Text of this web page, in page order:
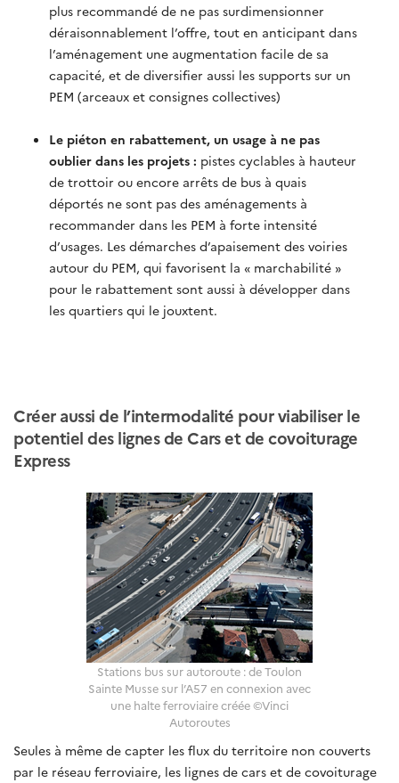
plus recommandé de ne pas surdimensionner
déraisonnablement l’offre, tout en anticipant dans
l’aménagement une augmentation facile de sa
capacité, et de diversifier aussi les supports sur un
PEM (arceaux et consignes collectives)
Le piéton en rabattement, un usage à ne pas
oublier dans les projets : pistes cyclables à hauteur
de trottoir ou encore arrêts de bus à quais
déportés ne sont pas des aménagements à
recommander dans les PEM à forte intensité
d’usages. Les démarches d’apaisement des voiries
autour du PEM, qui favorisent la « marchabilité »
pour le rabattement sont aussi à développer dans
les quartiers qui le jouxtent.
Créer aussi de l’intermodalité pour viabiliser le
potentiel des lignes de Cars et de covoiturage
Express
Stations bus sur autoroute : de Toulon
Sainte Musse sur l’A57 en connexion avec
une halte ferroviaire créée ©Vinci
Autoroutes
Seules à même de capter les flux du territoire non couverts
par le réseau ferroviaire, les lignes de cars et de covoiturage